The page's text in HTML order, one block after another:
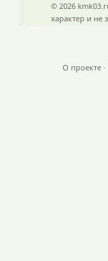
© 2026
характер и не
О проекте ·